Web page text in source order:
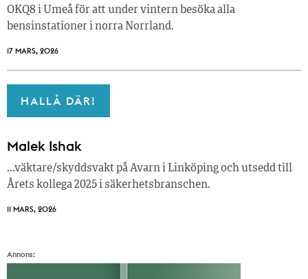
OKQ8 i Umeå för att under vintern besöka alla
bensinstationer i norra Norrland.
17 MARS, 2026
HALLÅ DÄR!
Malek Ishak
…väktare/skyddsvakt på Avarn i Linköping och utsedd till
Årets kollega 2025 i säkerhetsbranschen.
11 MARS, 2026
Annons: